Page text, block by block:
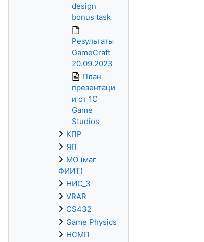
design
bonus task
Результаты
GameCraft
20.09.2023
План
презентаци
и от 1С
Game
Studios
КПР
ЯП
МО (маг
ФИИТ)
НИС_3
VRAR
CS432
Game Physics
НСМП